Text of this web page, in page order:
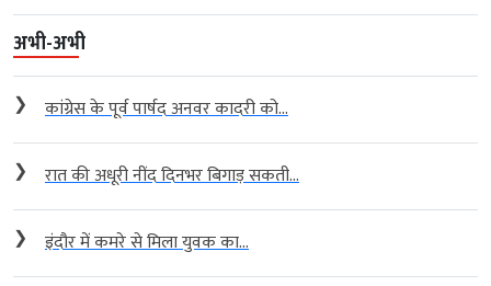
अभी-अभी
❯ कांग्रेस के पूर्व पार्षद अनवर कादरी को...
❯ रात की अधूरी नींद दिनभर बिगाड़ सकती...
❯ इंदौर में कमरे से मिला युवक का...